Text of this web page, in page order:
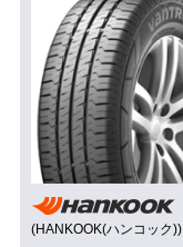
(HANKOOK(ハンコック))